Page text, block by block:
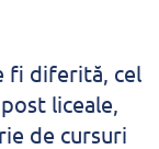
fi diferită, cel
liceale,
de cursuri